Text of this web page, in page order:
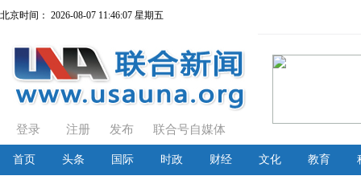
北京时间： 2026-08-07 11:46:07 星期五
登录 注册 发布 联合号自媒体
首页 头条 国际 时政 财经 文化 教育